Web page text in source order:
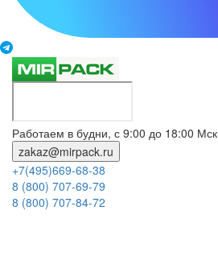
Работаем в будни, с 9:00 до 18:00 Мск
zakaz@mirpack.ru
+7(495)669-68-38
8 (800) 707-69-79
8 (800) 707-84-72